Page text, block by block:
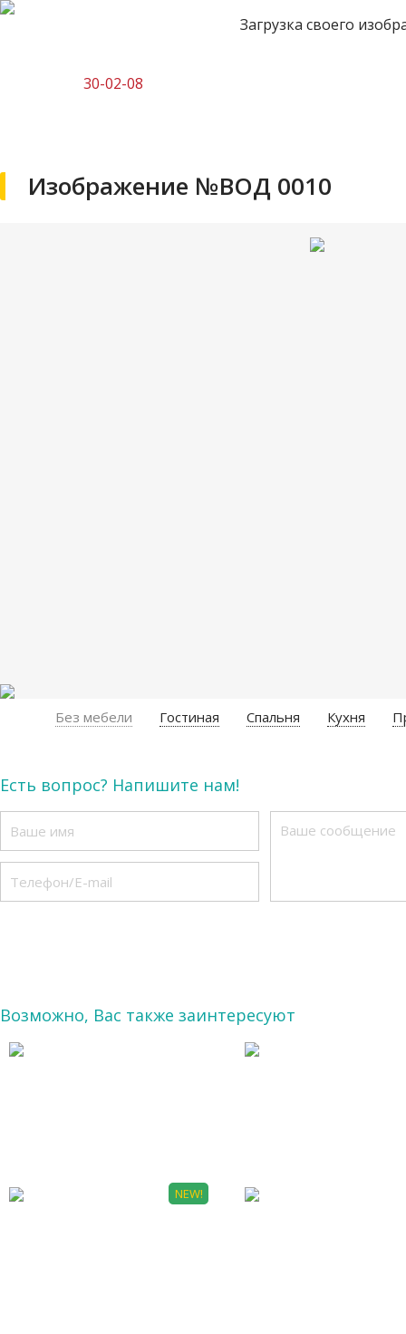
30-02-08
Загрузка своего
Изображение №ВОД 0010
Без мебели Гостиная Спальня Кухня
Есть вопрос? Напишите нам!
Возможно, Вас также заинтересуют
NEW!